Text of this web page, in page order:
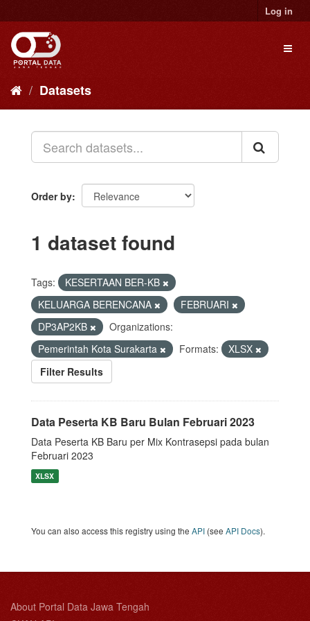
to
content
Log in
Datasets
Order by
1 dataset found
Tags:
KESERTAAN BER-KB
KELUARGA BERENCANA
FEBRUARI
DP3AP2KB
Organizations:
Pemerintah Kota Surakarta
Formats:
XLSX
Filter Results
Data Peserta KB Baru Bulan Februari 2023
Data Peserta KB Baru per Mix Kontrasepsi pada bulan
Februari 2023
XLSX
You can also access this registry using the API (see API Docs).
About Portal Data Jawa Tengah